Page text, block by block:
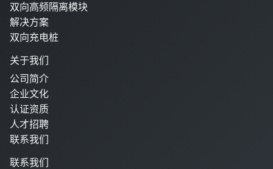
双向高频隔离模块
解决方案
双向充电桩
关于我们
公司简介
企业文化
认证资质
人才招聘
联系我们
联系我们